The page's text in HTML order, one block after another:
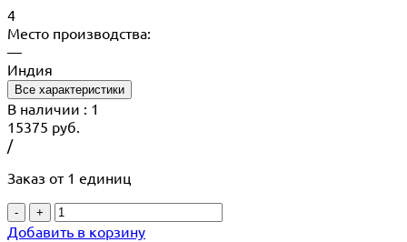
4
Место производства:
—
Индия
Все характеристики
В наличии : 1
15375 руб.
/
Заказ от 1 единиц
- +
Добавить в корзину